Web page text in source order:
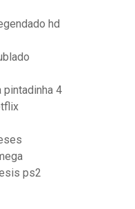
hd
pintadinha 4
ps2